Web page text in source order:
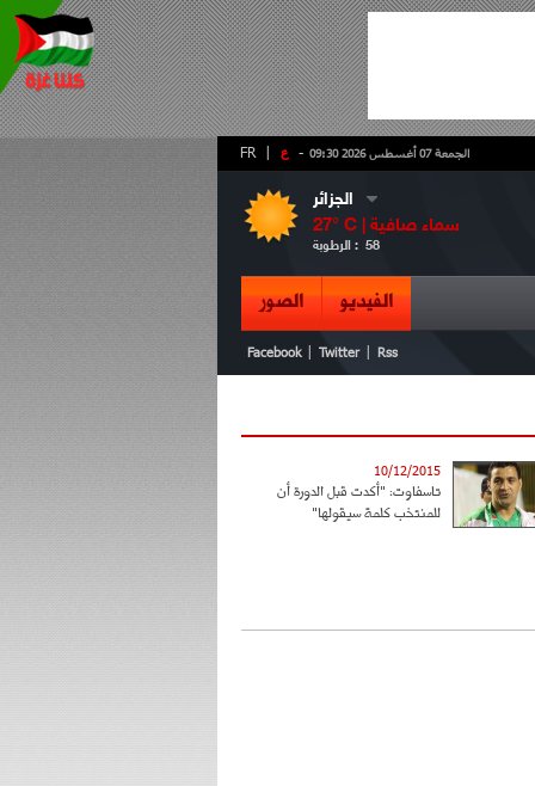
- ع FR الجمعة 07 أغسطس 2026 09:30
الجزائر
27° C | سماء صافية
الرطوبة : 58
الفيديو الصور
Facebook Twitter Rss
10/12/2015
تاسفاوت: "أكدت قبل الدورة أن
للمنتخب كلمة سيقولها"